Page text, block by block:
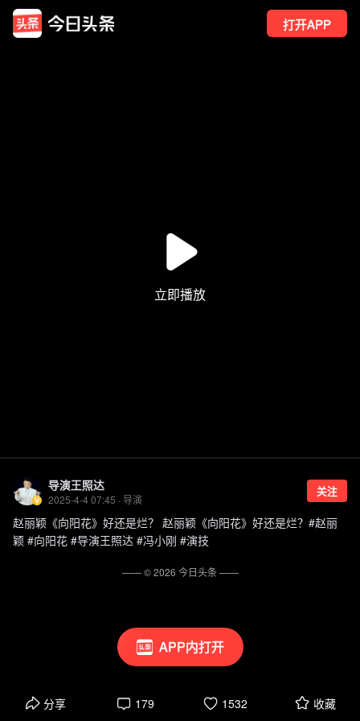
打开APP
APP内打开
导演王照达
2025-4-4 07:45 · 导演
关注
赵丽颖《向阳花》好还是烂？ 赵丽颖《向阳花》好还是烂？#赵丽
颖 #向阳花 #导演王照达 #冯小刚 #演技
分享 179 1532 收藏
—— ©2026 今日头条——